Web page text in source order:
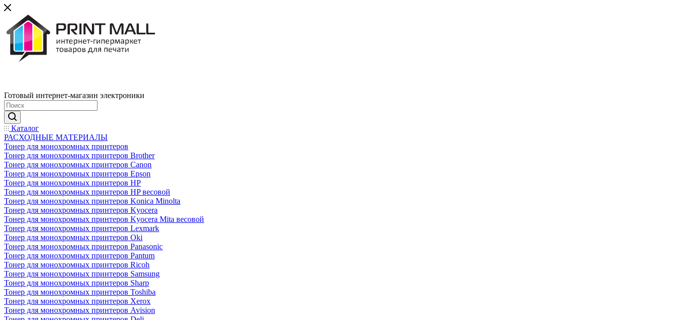
Готовый интернет-магазин электроники
Каталог
РАСХОДНЫЕ МАТЕРИАЛЫ
Тонер для монохромных принтеров
Тонер для монохромных принтеров Brother
Тонер для монохромных принтеров Canon
Тонер для монохромных принтеров Epson
Тонер для монохромных принтеров HP
Тонер для монохромных принтеров HP весовой
Тонер для монохромных принтеров Konica Minolta
Тонер для монохромных принтеров Kyocera
Тонер для монохромных принтеров Kyocera Mita весовой
Тонер для монохромных принтеров Lexmark
Тонер для монохромных принтеров Oki
Тонер для монохромных принтеров Panasonic
Тонер для монохромных принтеров Pantum
Тонер для монохромных принтеров Ricoh
Тонер для монохромных принтеров Samsung
Тонер для монохромных принтеров Sharp
Тонер для монохромных принтеров Toshiba
Тонер для монохромных принтеров Xerox
Тонер для монохромных принтеров Avision